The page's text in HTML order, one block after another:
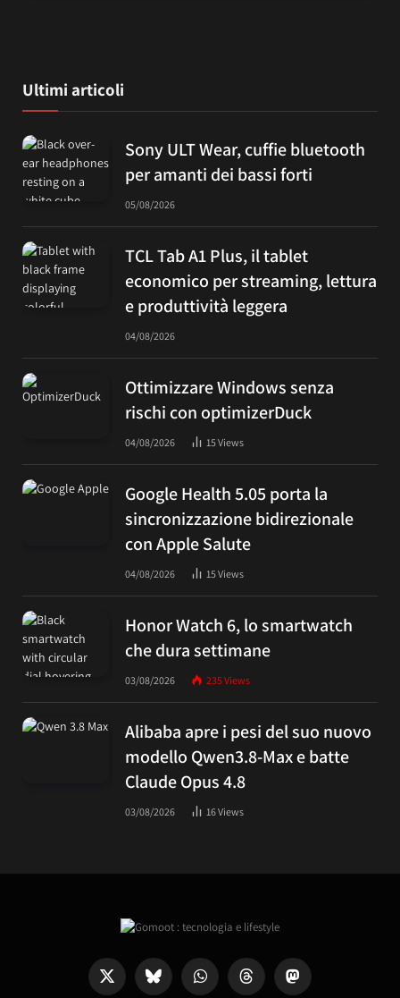
Ultimi articoli
Sony ULT Wear, cuffie bluetooth
per amanti dei bassi forti
05/08/2026
TCL Tab A1 Plus, il tablet
economico per streaming, lettura
e produttività leggera
04/08/2026
Ottimizzare Windows senza
rischi con optimizerDuck
04/08/2026 15Views
Google Health 5.05 porta la
sincronizzazione bidirezionale
con Apple Salute
04/08/2026 15Views
Honor Watch 6, lo smartwatch
che dura settimane
03/08/2026 235Views
Alibaba apre i pesi del suo nuovo
modello Qwen3.8-Max e batte
Claude Opus 4.8
03/08/2026 16Views
X
Bluesky WhatsAppThreads Mastodon